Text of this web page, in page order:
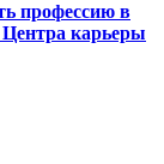
профессию в
Центра карьеры